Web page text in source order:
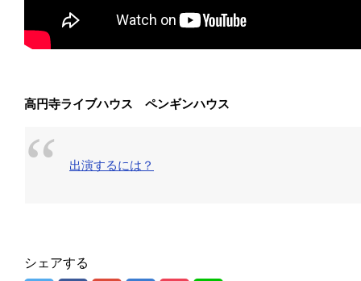
高円寺ライブハウス ペンギンハウス
出演するには？
シェアする